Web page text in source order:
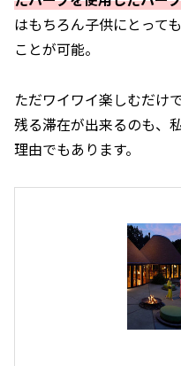
はもちろん子供にとって
ことが可能。
ただワイワイ楽しむだけ
残る滞在が出来るのも、
理由でもあります。